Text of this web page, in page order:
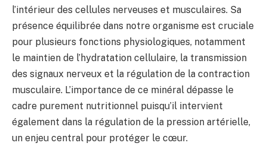
l’intérieur des cellules nerveuses et musculaires. Sa
présence équilibrée dans notre organisme est cruciale
pour plusieurs fonctions physiologiques, notamment
le maintien de l’hydratation cellulaire, la transmission
des signaux nerveux et la régulation de la contraction
musculaire. L’importance de ce minéral dépasse le
cadre purement nutritionnel puisqu’il intervient
également dans la régulation de la pression artérielle,
un enjeu central pour protéger le cœur.